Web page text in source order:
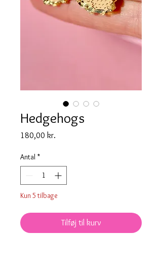
Hedgehogs
180,00 kr.
Antal *
Kun 5 tilbage
Tilføj til kurv